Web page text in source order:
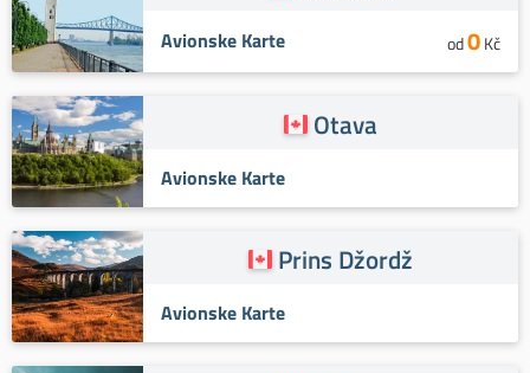
Avionske Karte od0Kč
Otava
Avionske Karte
Prins Džordž
Avionske Karte